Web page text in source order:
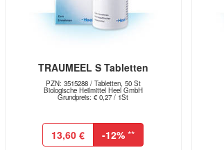
TRAUMEEL S Tabletten
PZN: 3515288 / Tabletten, 50 St
Biologische Heilmittel Heel GmbH
Grundpreis: € 0,27 / 1St
13,60 € -12% **